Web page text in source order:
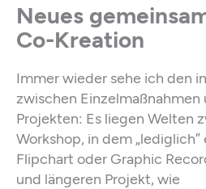
Neues
Co-Kreation
Immer wieder sehe ich den
zwischen Einzelmaßnahmen
Projekten: Es liegen Welten
Workshop, in dem
Flipchart oder Graphic
und längeren Projekt, wie